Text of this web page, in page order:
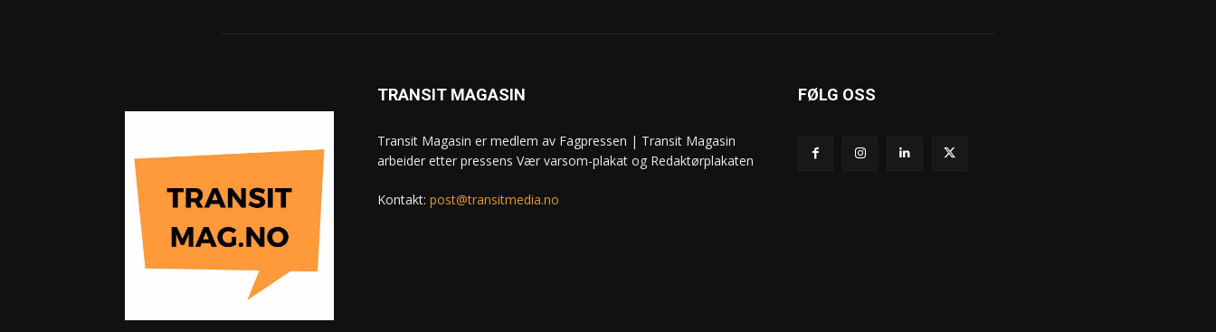
TRANSIT MAGASIN
Transit Magasin er medlem av Fagpressen | Transit Magasin
arbeider etter pressens Vær varsom-plakat og Redaktørplakaten
Kontakt: post@transitmedia.no
FØLG OSS